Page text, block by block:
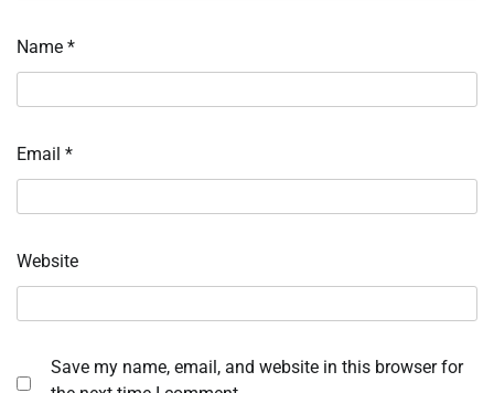
Name *
Email *
Website
Save my name, email, and website in this browser for